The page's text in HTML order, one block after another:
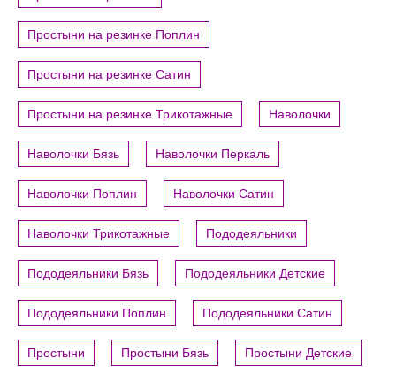
Простыни на резинке Поплин
Простыни на резинке Сатин
Простыни на резинке Трикотажные Наволочки
Наволочки Бязь Наволочки Перкаль
Наволочки Поплин Наволочки Сатин
Наволочки Трикотажные Пододеяльники
Пододеяльники Бязь Пододеяльники Детские
Пододеяльники Поплин Пододеяльники Сатин
Простыни Простыни Бязь Простыни Детские